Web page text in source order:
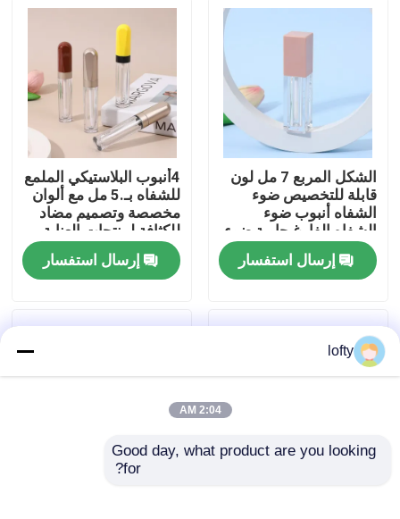
أشرطة فيديو
معلومات عنا
جولة في المعمل
رقابة جودة
اتصل بنا
حالات
الشكل المربع 7 مل لون
قابلة للتخصيص ضوء
الشفاه أنبوب ضوء
الشفاه الفارغ حاوية ضوء
الشفاه للشعر السائل
إرسال استفسار
4أنبوب البلاستيكي الملمع
للشفاه بـ.5 مل مع ألوان
مخصصة وتصميم مضاد
للكثافة لمنتجات العناية
بالشفاه
إرسال استفسار
lofty
2:04 AM
Good day, what product are you looking
for?